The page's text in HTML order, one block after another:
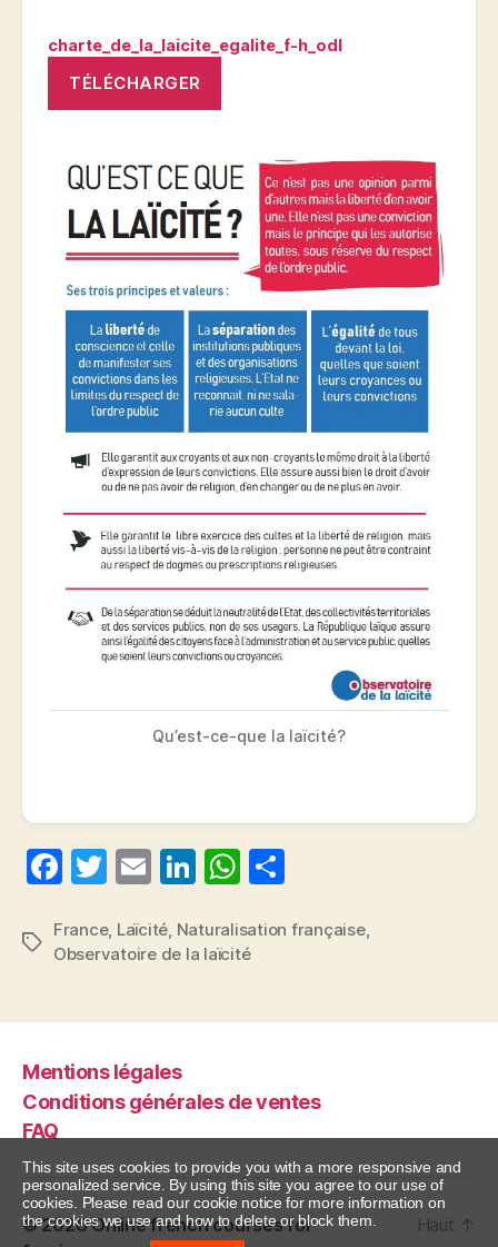
charte_de_la_laicite_egalite_f-h_odl
TÉLÉCHARGER
Qu’est-ce-que la laïcité?
F
c
e
o
k
T
itt
er
E
ai
l
Li
k
e
W
at
s
rt
Étiquettes
France, Laïcité Naturalisation française,
Observatoire de la laïcité
Mentions légales
Conditions générales de ventes
FAQ
© 2026Online french courses for
Haut ↑
This site uses cookies to provide you with a more responsive and
personalized service. By using this site you agree to our use of
cookies. Please read our cookie notice for more information on
the cookies we use and how to delete or block them.